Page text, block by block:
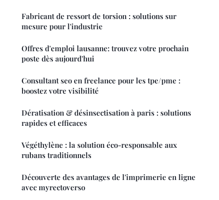
Fabricant de ressort de torsion : solutions sur
mesure pour l'industrie
Offres d'emploi lausanne: trouvez votre prochain
poste dès aujourd'hui
Consultant seo en freelance pour les tpe/pme :
boostez votre visibilité
Dératisation & désinsectisation à paris : solutions
rapides et efficaces
Végéthylène : la solution éco-responsable aux
rubans traditionnels
Découverte des avantages de l'imprimerie en ligne
avec myrectoverso